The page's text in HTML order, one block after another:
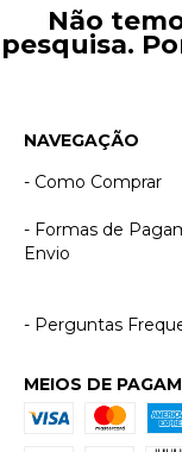
Não
pesquisa.
NAVEGAÇÃO
- Como Comprar
- Formas de
Envio
- Perguntas
MEIOS DE